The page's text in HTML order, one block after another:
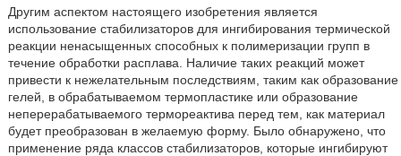
Другим аспектом настоящего изобретения является
использование стабилизаторов для ингибирования термической
реакции ненасыщенных способных к полимеризации групп в
течение обработки расплава. Наличие таких реакций может
привести к нежелательным последствиям, таким как образование
гелей, в обрабатываемом термопластике или образование
неперерабатываемого термореактива перед тем, как материал
будет преобразован в желаемую форму. Было обнаружено, что
применение ряда классов стабилизаторов, которые ингибируют